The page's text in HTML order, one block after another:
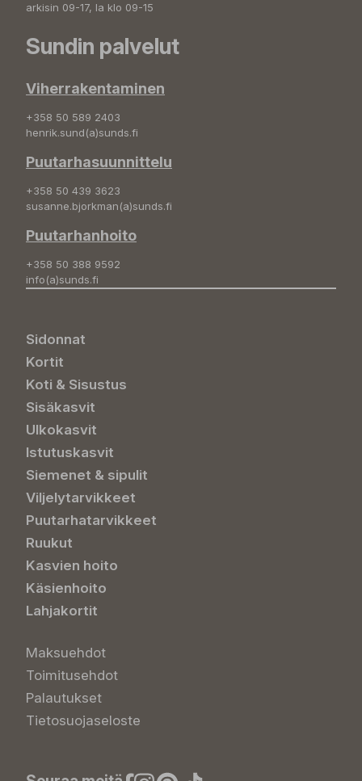
arkisin 09-17, la klo 09-15
Sundin palvelut
Viherrakentaminen
+358 50 589 2403
henrik.sund(a)sunds.fi
Puutarhasuunnittelu
+358 50 439 3623
susanne.bjorkman(a)sunds.fi
Puutarhanhoito
+358 50 388 9592
info(a)sunds.fi
Sidonnat
Kortit
Koti & Sisustus
Sisäkasvit
Ulkokasvit
Istutuskasvit
Siemenet & sipulit
Viljelytarvikkeet
Puutarhatarvikkeet
Ruukut
Kasvien hoito
Käsienhoito
Lahjakortit
Maksuehdot
Toimitusehdot
Palautukset
Tietosuojaseloste